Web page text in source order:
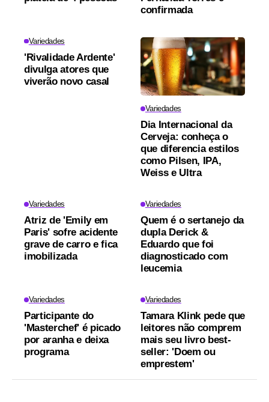
confirmada
Variedades
'Rivalidade Ardente'
divulga atores que
viverão novo casal
Variedades
Dia Internacional da
Cerveja: conheça o
que diferencia estilos
como Pilsen, IPA,
Weiss e Ultra
Variedades
Atriz de 'Emily em
Paris' sofre acidente
grave de carro e fica
imobilizada
Variedades
Quem é o sertanejo da
dupla Derick &
Eduardo que foi
diagnosticado com
leucemia
Variedades
Participante do
'Masterchef' é picado
por aranha e deixa
programa
Variedades
Tamara Klink pede que
leitores não comprem
mais seu livro best-
seller: 'Doem ou
emprestem'